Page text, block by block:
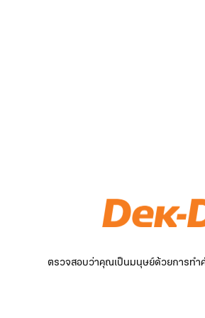
ตรวจสอบว่าคุณเป็นมนุษย์ด้วยการทำค